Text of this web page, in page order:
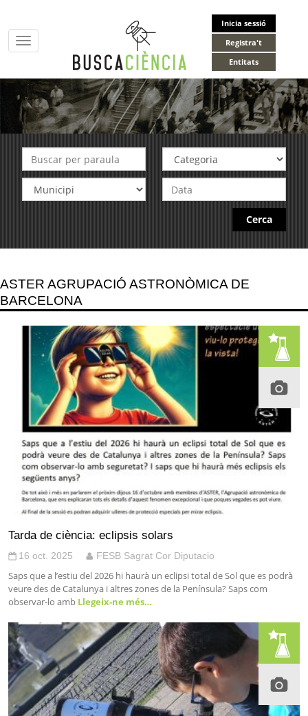
Inicia sessió
Registra't
Entitats
Toggle
navigation
Cerca
ASTER AGRUPACIÓ ASTRONÒMICA DE
BARCELONA
Tarda de ciència: eclipsis solars
16 oct. 2025 FESB Sagrat Cor Diputacio
Saps que a l’estiu del 2026 hi haurà un eclipsi total de Sol que es podrà
veure des de Catalunya i altres zones de la Península? Saps com
observar-lo amb Llegeix-ne més…